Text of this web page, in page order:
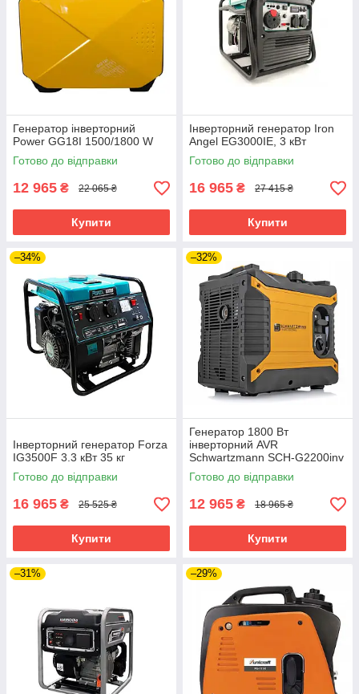
Генератор інверторний
Power GG18I 1500/1800 W
Готово до відправки
12 965 ₴ 22 065 ₴
Купити
Інверторний генератор Iron
Angel EG3000IE, 3 кВт
Готово до відправки
16 965 ₴ 27 415 ₴
Купити
–34%
Інверторний генератор Forza
IG3500F 3.3 кВт 35 кг
Готово до відправки
16 965 ₴ 25 525 ₴
Купити
–32%
Генератор 1800 Вт
інверторний AVR
Schwartzmann SCH-G2200inv
Готово до відправки
12 965 ₴ 18 965 ₴
Купити
–31% –29%